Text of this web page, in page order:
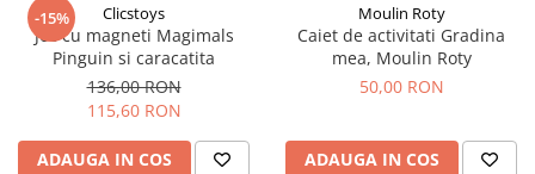
-15% Clicstoys
Joc cu magneti Magimals
Pinguin si caracatita
136,00 RON
115,60 RON
ADAUGA IN COS
Moulin Roty
Caiet de activitati Gradina
mea, Moulin Roty
50,00 RON
ADAUGA IN COS